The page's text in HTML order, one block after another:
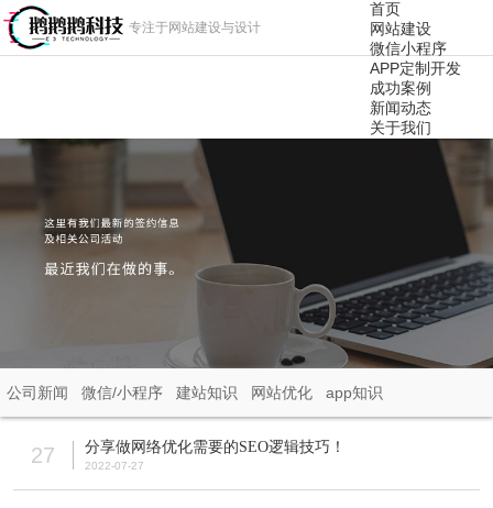
专注于网站建设与设计
首页
网站建设
微信小程序
APP定制开发
成功案例
新闻动态
关于我们
公司新闻 微信/小程序 建站知识 网站优化 app知识
27 分享做网络优化需要的SEO逻辑技巧！
2022-07-27